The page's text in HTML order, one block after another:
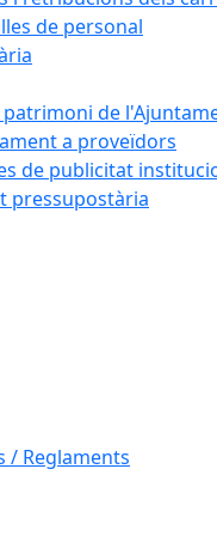
de personal
de
a proveïdors
de publicitat
pressupostària
/ Reglaments